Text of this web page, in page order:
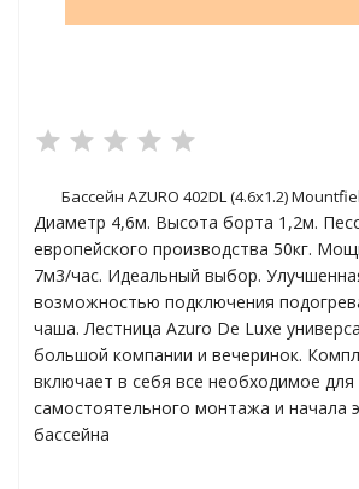
Бассейн AZURO 402DL (4.6х1.2)
Диаметр 4,6м. Высота борта 1,2м.
европейского производства 50кг.
7м3/час. Идеальный выбор.
возможностью подключения
чаша. Лестница Azuro De Luxe
большой компании и вечеринок.
включает в себя все необходимое для
самостоятельного монтажа и начала
бассейна